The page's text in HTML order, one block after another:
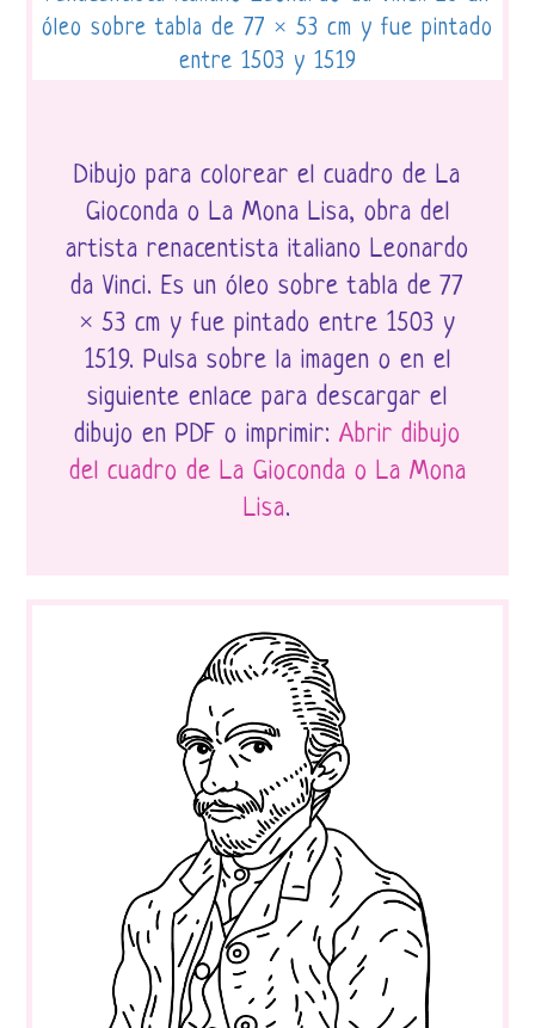
Dibujo para colorear el cuadro de La
Gioconda o La Mona Lisa, obra del
artista renacentista italiano Leonardo
da Vinci. Es un óleo sobre tabla de 77
× 53 cm y fue pintado entre 1503 y
1519. Pulsa sobre la imagen o en el
siguiente enlace para descargar el
dibujo en PDF o imprimir: Abrir dibujo
del cuadro de La Gioconda o La Mona
Lisa.